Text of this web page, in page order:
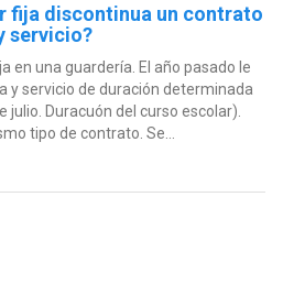
fija discontinua un contrato
servicio?
en una guardería. El año pasado le
y servicio de duración determinada
julio. Duracuón del curso escolar).
tipo de contrato. Se...